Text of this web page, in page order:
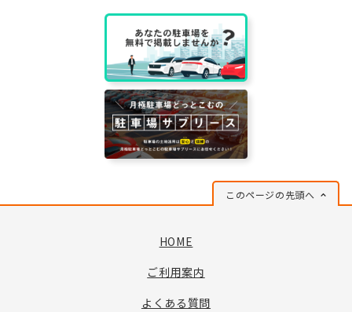
このページの先頭へ
HOME
ご利用案内
よくある質問